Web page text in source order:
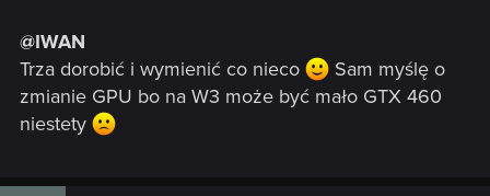
@IWAN
Trza dorobić i wymienić co nieco
Sam myślę o
zmianie GPU bo na W3 może być mało GTX 460
niestety